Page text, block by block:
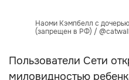
Наоми Кэмпбелл с
(запрещен в РФ) /
Пользователи Сети
миловидностью